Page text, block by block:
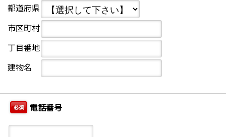
都道府県
市区町村
丁目番地
建物名
必須 電話番号